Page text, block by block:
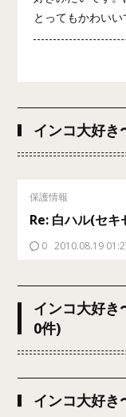
とってもかわいい
インコ大好き
保護情報
Re: 白ハル(セ
0 2010.08.19
インコ大好
0件)
インコ大好き